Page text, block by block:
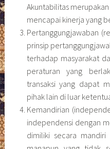
Akuntabilitas
mencapai kinerja yang
Pertanggungjawaban
prinsip
terhadap masyarakat
peraturan yang
transaksi yang dapat
pihak lain di luar
Kemandirian
independensi dengan
dimiliki secara